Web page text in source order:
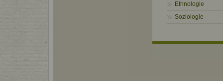
Ethnologie
Soziologie